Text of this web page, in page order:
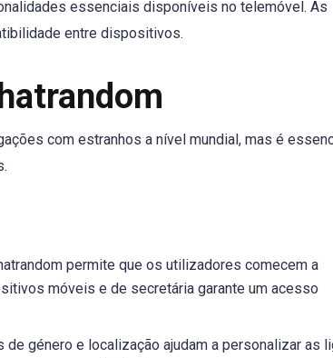
essenciais disponíveis no telemóvel. As
entre dispositivos.
com estranhos a nível mundial, mas é
permite que os utilizadores comecem a
móveis e de secretária garante um acesso
género e localização ajudam a personalizar as